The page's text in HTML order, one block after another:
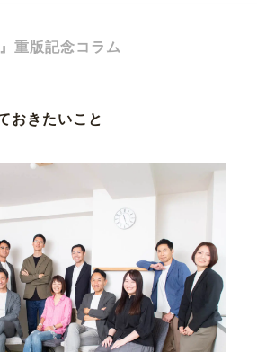
重版記念コラム
おきたいこと